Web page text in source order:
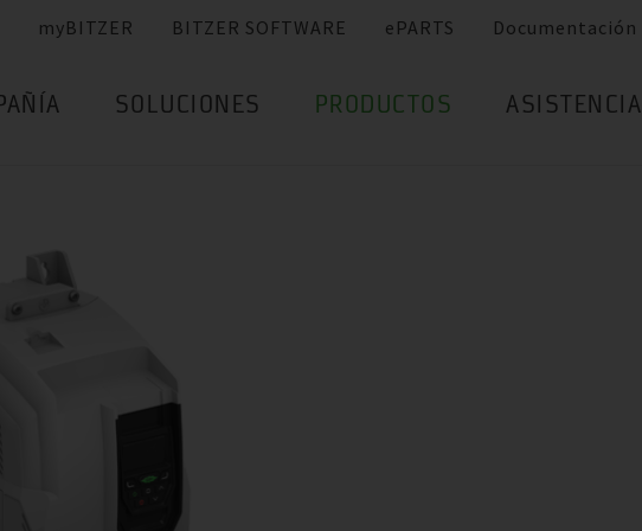
myBITZER BITZER SOFTWARE ePARTS Documentación
SOLUCIONES PRODUCTOS ASISTENCIA